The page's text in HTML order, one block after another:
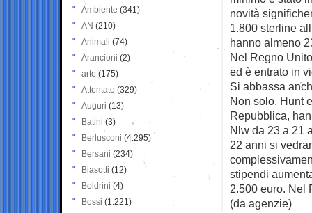
novità
1.800 sterline
hanno almeno
Nel Regno
ed è entrato in
Si abbassa
Non solo. Hunt
Repubblica,
Nlw da 23 a 21
22 anni si
stipendi
2.500 euro. Nel
(da agenzie)
Ambiente (341)
AN (210)
Animali (74)
Arancioni (2)
arte (175)
Attentato (329)
Auguri (13)
Batini (3)
Berlusconi (4.295)
Bersani (234)
Biasotti (12)
Boldrini (4)
Bossi (1.221)